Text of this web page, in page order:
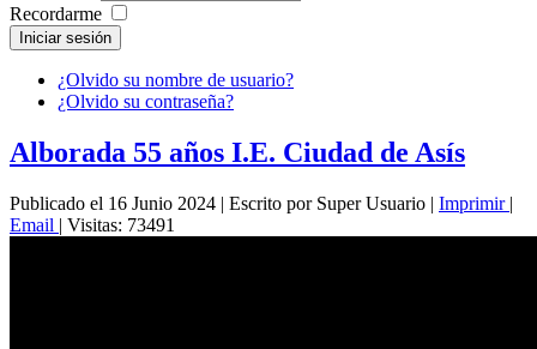
Recordarme
Iniciar sesión
¿Olvido su nombre de usuario?
¿Olvido su contraseña?
Alborada 55 años I.E. Ciudad de Asís
Publicado el 16 Junio 2024 | Escrito por Super Usuario | Imprimir |
Email | Visitas: 73491